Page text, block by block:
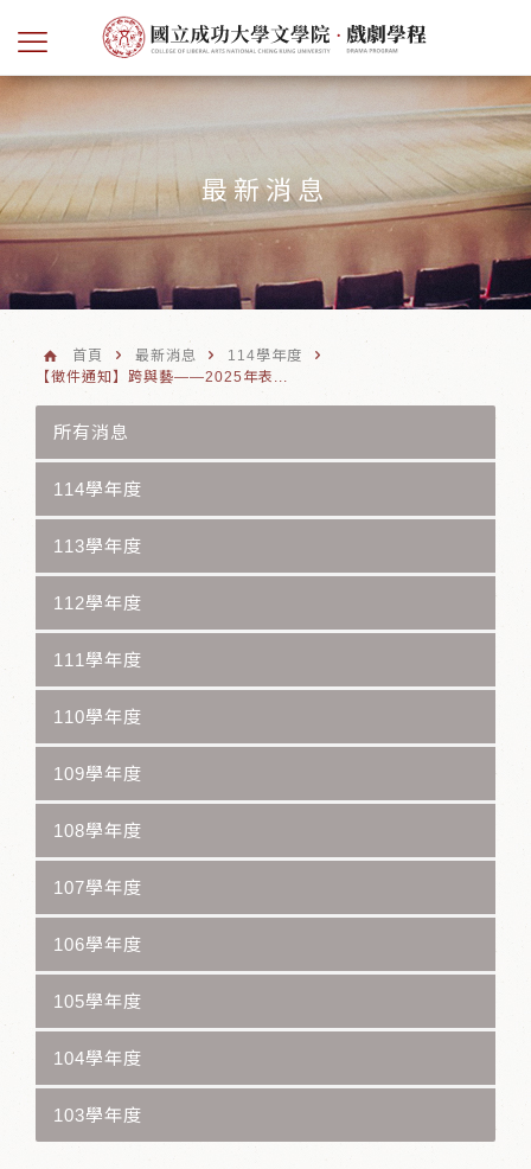
最新消息
首頁 最新消息
114學年度
【徵件通知】跨與藝——2025年表...
所有消息
114學年度
113學年度
112學年度
111學年度
110學年度
109學年度
108學年度
107學年度
106學年度
105學年度
104學年度
103學年度